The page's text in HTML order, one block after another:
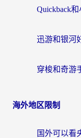
海外地区限制